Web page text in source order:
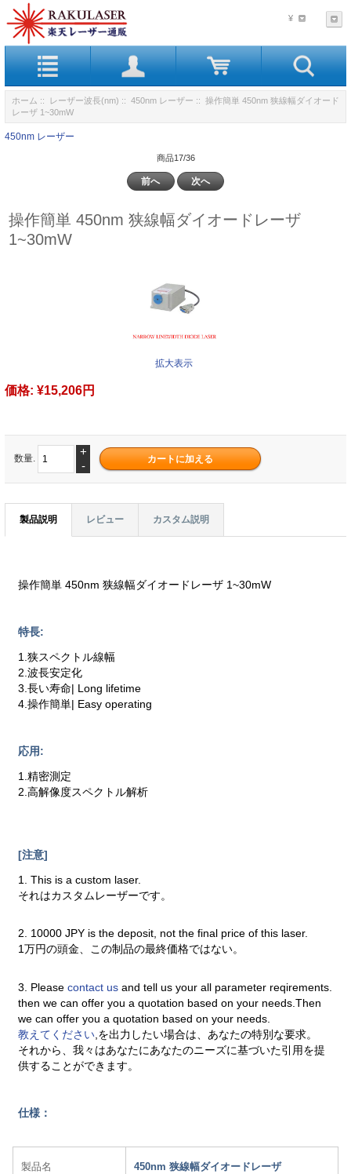
¥
ホーム :: レーザー波長(nm) :: 450nm レーザー :: 操作簡単 450nm 狭線幅ダイオード
レーザ 1~30mW
450nm レーザー
商品17/36
前へ 次へ
操作簡単 450nm 狭線幅ダイオードレーザ
1~30mW
拡大表示
価格: ¥15,206円
数量.
+
-
製品説明 レビュー カスタム説明
操作簡単 450nm 狭線幅ダイオードレーザ 1~30mW
特長:
1.狭スペクトル線幅
2.波長安定化
3.長い寿命| Long lifetime
4.操作簡単| Easy operating
応用:
1.精密測定
2.高解像度スペクトル解析
[注意]
1. This is a custom laser.
それはカスタムレーザーです。
2. 10000 JPY is the deposit, not the final price of this laser.
1万円の頭金、この制品の最終価格ではない。
3. Pleasecontact usand tell us your all parameter reqirements.
then we can offer you a quotation based on your needs.Then
we can offer you a quotation based on your needs.
教えてください ,を出力したい場合は、あなたの特別な要求。
それから、我々はあなたにあなたのニーズに基づいた引用を提
供することができます。
仕様：
製品名 450nm 狭線幅ダイオードレーザ